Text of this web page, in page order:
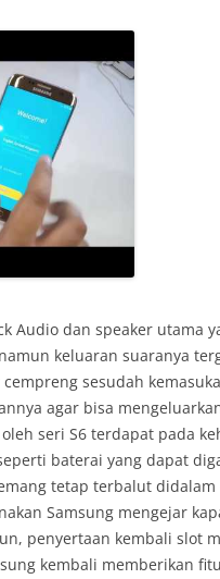
Audio dan speaker utama
keluaran suaranya
sesudah
agar bisa
seri S6 terdapat pada
baterai yang dapat
tetap terbalut didalam
Samsung mengejar
penyertaan kembali slot
kembali memberikan